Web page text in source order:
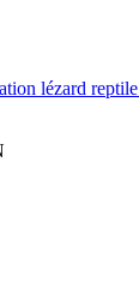
lézard reptile